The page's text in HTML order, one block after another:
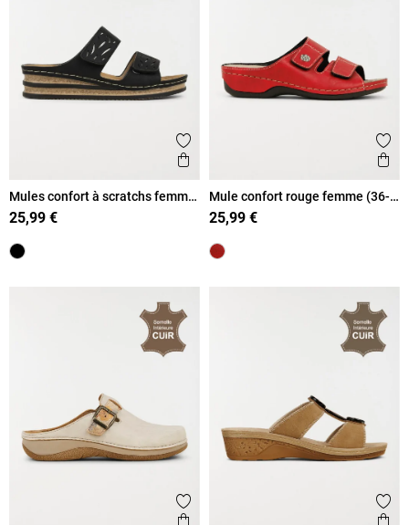
Ajouter aux favoris
Aperçu rapide
Mules confort à scratchs femme
(36-41)
25,99 €
Mule confort rouge femme (36-
41)
25,99 €
Ajouter aux favoris
Aperçu rapide